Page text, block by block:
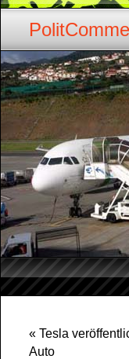
« Tesla
Auto